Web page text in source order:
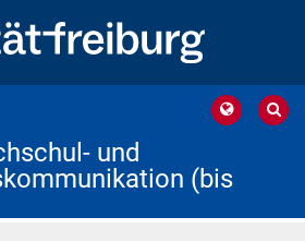
und
(bis